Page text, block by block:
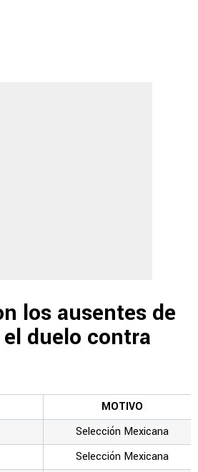
los ausentes de
duelo contra
MOTIVO
Selección Mexicana
Selección Mexicana